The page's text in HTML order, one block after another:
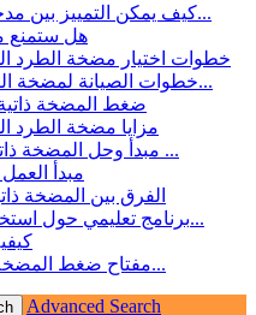
كيف يمكن التمييز بين مدخل ومخرج مضخة الطرد المر...
هل ستمنع
خطوات اختيار مضخة الطرد
خطوات الصيانة لمضخة الطرد المركزي ذات الغلاف ال...
ضغط المضخة ذاتية
مزايا مضخة الطرد
مبدأ وحل المضخة ذاتية التحضير لا يمكنها امتصاص ...
مبدأ
الفرق بين المضخة
برنامج تعليمي حول استخدام مضخة الطرد المركزي ذا...
مفتاح ضغط المضخة ذاتية التحضير لا يقفز دائمًا ر...
Advanced Search